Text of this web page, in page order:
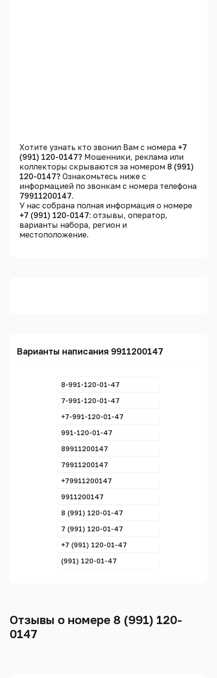
Хотите узнать кто звонил Вам с номера +7
(991) 120-0147? Мошенники, реклама или
коллекторы скрываются за номером 8 (991)
120-0147? Ознакомьтесь ниже с
информацией по звонкам с номера телефона
79911200147.
У нас собрана полная информация о номере
+7 (991) 120-0147: отзывы, оператор,
варианты набора, регион и
местоположение.
Варианты написания 9911200147
8-991-120-01-47
7-991-120-01-47
+7-991-120-01-47
991-120-01-47
89911200147
79911200147
+79911200147
9911200147
8 (991) 120-01-47
7 (991) 120-01-47
+7 (991) 120-01-47
(991) 120-01-47
Отзывы о номере 8 (991) 120-
0147